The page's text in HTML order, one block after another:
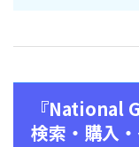
『National
検索・購入